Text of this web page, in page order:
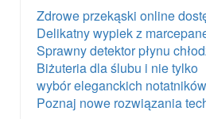
Zdrowe przekąski online
Delikatny wypiek z
Sprawny detektor płynu
Biżuteria dla ślubu i nie tylko
wybór eleganckich
Poznaj nowe rozwiązania